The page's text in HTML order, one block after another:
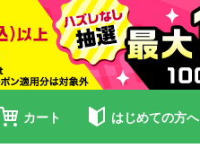
カート はじめての方へ